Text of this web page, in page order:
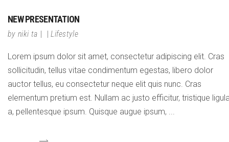
NEW PRESENTATION
by niki ta Lifestyle
Lorem ipsum dolor sit amet, consectetur adipiscing elit. Cras
sollicitudin, tellus vitae condimentum egestas, libero dolor
auctor tellus, eu consectetur neque elit quis nunc. Cras
elementum pretium est. Nullam ac justo efficitur, tristique
a, pellentesque ipsum. Quisque augue ipsum,